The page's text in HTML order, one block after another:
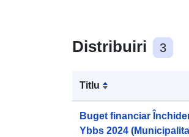
Distribuiri 3
Titlu
Buget financiar
Ybbs 2024